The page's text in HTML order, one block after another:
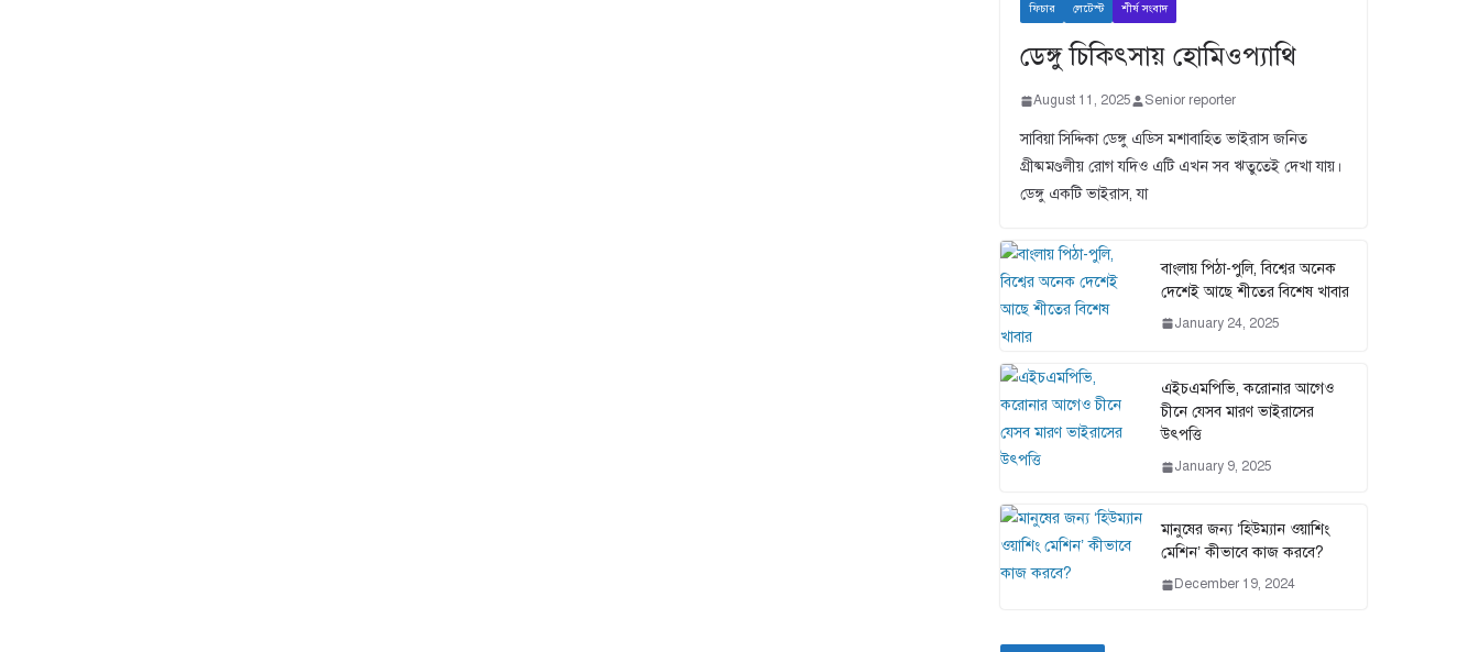
ফিচার লেটেস্ট শীর্ষ সংবাদ
ডেঙ্গু চিকিৎসায় হোমিওপ্যাথি
August 11, 2025 Senior reporter
সাবিয়া সিদ্দিকা ডেঙ্গু এডিস মশাবাহিত ভাইরাস জনিত
গ্রীষ্মমণ্ডলীয় রোগ যদিও এটি এখন সব ঋতুতেই দেখা যায়।
ডেঙ্গু একটি ভাইরাস, যা
বাংলায় পিঠা-পুলি, বিশ্বের অনেক
দেশেই আছে শীতের বিশেষ খাবার
January 24, 2025
এইচএমপিভি, করোনার আগেও
চীনে যেসব মারণ ভাইরাসের
উৎপত্তি
January 9, 2025
মানুষের জন্য ‘হিউম্যান ওয়াশিং
মেশিন’ কীভাবে কাজ করবে?
December 19, 2024